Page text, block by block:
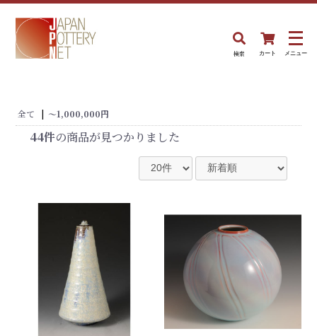
検索 カート メニュー
全て | 〜1,000,000円
44件の商品が見つかりました